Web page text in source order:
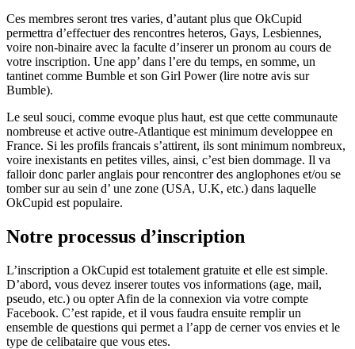
Ces membres seront tres varies, d’autant plus que OkCupid
permettra d’effectuer des rencontres heteros, Gays, Lesbiennes,
voire non-binaire avec la faculte d’inserer un pronom au cours de
votre inscription. Une app’ dans l’ere du temps, en somme, un
tantinet comme Bumble et son Girl Power (lire notre avis sur
Bumble).
Le seul souci, comme evoque plus haut, est que cette communaute
nombreuse et active outre-Atlantique est minimum developpee en
France. Si les profils francais s’attirent, ils sont minimum nombreux,
voire inexistants en petites villes, ainsi, c’est bien dommage. Il va
falloir donc parler anglais pour rencontrer des anglophones et/ou se
tomber sur au sein d’ une zone (USA, U.K, etc.) dans laquelle
OkCupid est populaire.
Notre processus d’inscription
L’inscription a OkCupid est totalement gratuite et elle est simple.
D’abord, vous devez inserer toutes vos informations (age, mail,
pseudo, etc.) ou opter Afin de la connexion via votre compte
Facebook. C’est rapide, et il vous faudra ensuite remplir un
ensemble de questions qui permet a l’app de cerner vos envies et le
type de celibataire que vous etes.